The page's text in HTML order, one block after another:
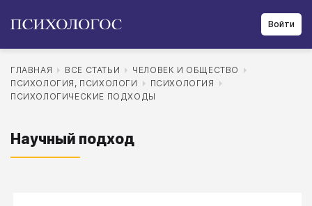
Войти
ГЛАВНАЯ ВСЕ СТАТЬИ
ЧЕЛОВЕК И ОБЩЕСТВО
ПСИХОЛОГИЯ, ПСИХОЛОГИ
ПСИХОЛОГИЯ
ПСИХОЛОГИЧЕСКИЕ ПОДХОДЫ
Научный подход